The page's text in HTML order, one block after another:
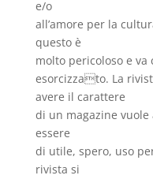
e/o
all’amore per la
questo è
molto pericoloso e va
esorcizzato. La
avere il carattere
di un magazine
essere
di utile, spero, uso
rivista si